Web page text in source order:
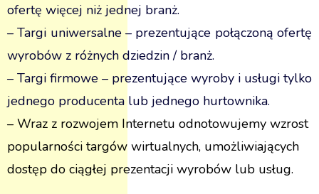
ofertę więcej niż jednej branż.
– Targi uniwersalne – prezentujące połączoną ofertę
wyrobów z różnych dziedzin / branż.
– Targi firmowe – prezentujące wyroby i usługi tylko
jednego producenta lub jednego hurtownika.
– Wraz z rozwojem Internetu odnotowujemy wzrost
popularności targów wirtualnych, umożliwiających
dostęp do ciągłej prezentacji wyrobów lub usług.